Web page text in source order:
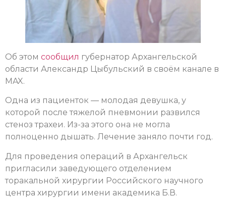
Об этом сообщил губернатор Архангельской
области Александр Цыбульский в своём канале в
MAX.
Одна из пациенток — молодая девушка, у
которой после тяжелой пневмонии развился
стеноз трахеи. Из-за этого она не могла
полноценно дышать. Лечение заняло почти год.
Для проведения операций в Архангельск
пригласили заведующего отделением
торакальной хирургии Российского научного
центра хирургии имени академика Б.В.